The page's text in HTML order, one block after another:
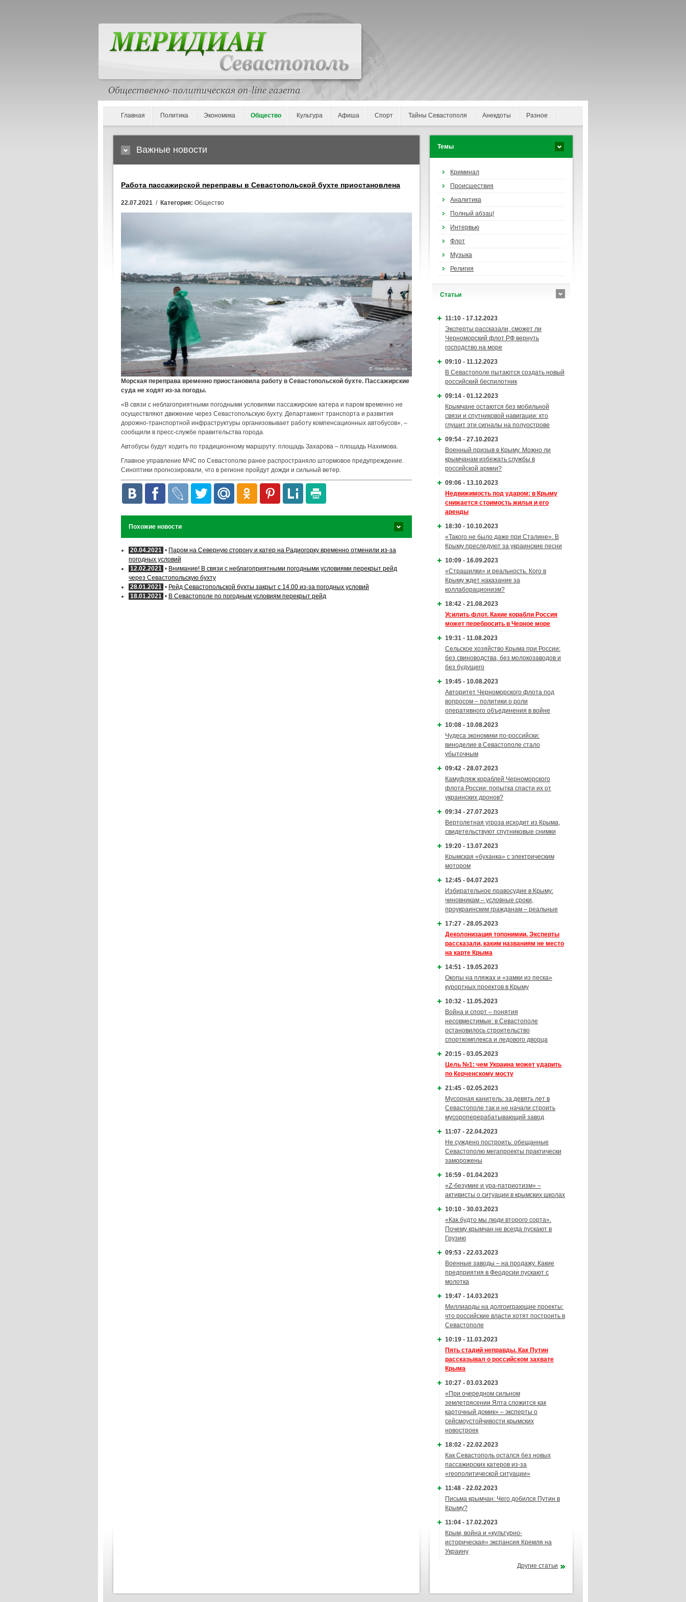
Главная Политика Экономика Общество Культура Афиша Спорт Тайны Севастополя Анекдоты Разное
Важные новости
Работа пассажирской переправы в Севастопольской бухте приостановлена
22.07.2021 / Категория: Общество
Морская переправа временно приостановила работу в Севастопольской бухте. Пассажирские
суда не ходят из-за погоды.
«В связи с неблагоприятными погодными условиями пассажирские катера и паром временно не
осуществляют движение через Севастопольскую бухту. Департамент транспорта и развития
дорожно-транспортной инфраструктуры организовывает работу компенсационных автобусов», –
сообщили в пресс-службе правительства города.
Автобусы будут ходить по традиционному маршруту: площадь Захарова – площадь Нахимова.
Главное управление МЧС по Севастополю ранее распространяло штормовое предупреждение.
Синоптики прогнозировали, что в регионе пройдут дожди и сильный ветер.
Похожие новости
20.04.2021 • Паром на Северную сторону и катер на Радиогорку временно отменили из-за
погодных условий
12.02.2021 • Внимание! В связи с неблагоприятными погодными условиями перекрыт рейд
через Севастопольскую бухту
28.01.2021 • Рейд Севастопольской бухты закрыт с 14.00 из-за погодных условий
18.01.2021 • В Севастополе по погодным условиям перекрыт рейд
Темы
Криминал
Происшествия
Аналитика
Полный абзац!
Интервью
Флот
Музыка
Религия
Cтатьи
11:10 - 17.12.2023
Эксперты рассказали, сможет ли
Черноморский флот РФ вернуть
господство на море
09:10 - 11.12.2023
В Севастополе пытаются создать новый
российский беспилотник
09:14 - 01.12.2023
Крымчане остаются без мобильной
связи и спутниковой навигации: кто
глушит эти сигналы на полуострове
09:54 - 27.10.2023
Военный призыв в Крыму. Можно ли
крымчанам избежать службы в
российской армии?
09:06 - 13.10.2023
Недвижимость под ударом: в Крыму
снижается стоимость жилья и его
аренды
18:30 - 10.10.2023
«Такого не было даже при Сталине». В
Крыму преследуют за украинские песни
10:09 - 16.09.2023
«Страшилки» и реальность. Кого в
Крыму ждет наказание за
коллаборационизм?
18:42 - 21.08.2023
Усилить флот. Какие корабли Россия
может перебросить в Черное море
19:31 - 11.08.2023
Сельское хозяйство Крыма при России:
без свиноводства, без молокозаводов и
без будущего
19:45 - 10.08.2023
Авторитет Черноморского флота под
вопросом – политики о роли
оперативного объединения в войне
10:08 - 10.08.2023
Чудеса экономики по-российски:
виноделие в Севастополе стало
убыточным
09:42 - 28.07.2023
Камуфляж кораблей Черноморского
флота России: попытка спасти их от
украинских дронов?
09:34 - 27.07.2023
Вертолетная угроза исходит из Крыма,
свидетельствуют спутниковые снимки
19:20 - 13.07.2023
Крымская «буханка» с электрическим
мотором
12:45 - 04.07.2023
Избирательное правосудие в Крыму:
чиновникам – условные сроки,
проукраинским гражданам – реальные
17:27 - 28.05.2023
Деколонизация топонимии. Эксперты
рассказали, каким названиям не место
на карте Крыма
14:51 - 19.05.2023
Окопы на пляжах и «замки из песка»
курортных проектов в Крыму
10:32 - 11.05.2023
Война и спорт – понятия
несовместимые: в Севастополе
остановилось строительство
спорткомплекса и ледового дворца
20:15 - 03.05.2023
Цель №1: чем Украина может ударить
по Керченскому мосту
21:45 - 02.05.2023
Мусорная канитель: за девять лет в
Севастополе так и не начали строить
мусороперерабатывающий завод
11:07 - 22.04.2023
Не суждено построить: обещанные
Севастополю мегапроекты практически
заморожены
16:59 - 01.04.2023
«Z-безумие и ура-патриотизм» –
активисты о ситуации в крымских школах
10:10 - 30.03.2023
«Как будто мы люди второго сорта».
Почему крымчан не всегда пускают в
Грузию
09:53 - 22.03.2023
Военные заводы – на продажу. Какие
предприятия в Феодосии пускают с
молотка
19:47 - 14.03.2023
Миллиарды на долгоиграющие проекты:
что российские власти хотят построить в
Севастополе
10:19 - 11.03.2023
Пять стадий неправды. Как Путин
рассказывал о российском захвате
Крыма
10:27 - 03.03.2023
«При очередном сильном
землетрясении Ялта сложится как
карточный домик» – эксперты о
сейсмоустойчивости крымских
новостроек
18:02 - 22.02.2023
Как Севастополь остался без новых
пассажирских катеров из-за
«геополитической ситуации»
11:48 - 22.02.2023
Письма крымчан: Чего добился Путин в
Крыму?
11:04 - 17.02.2023
Крым, война и «культурно-
историческая» экспансия Кремля на
Украину
Другие статьи